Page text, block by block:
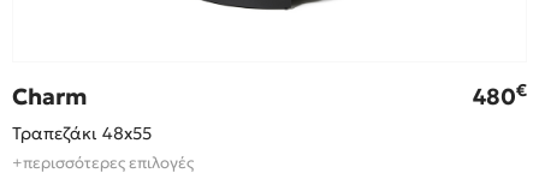
Charm 480€
Τραπεζάκι 48x55
+περισσότερες επιλογές